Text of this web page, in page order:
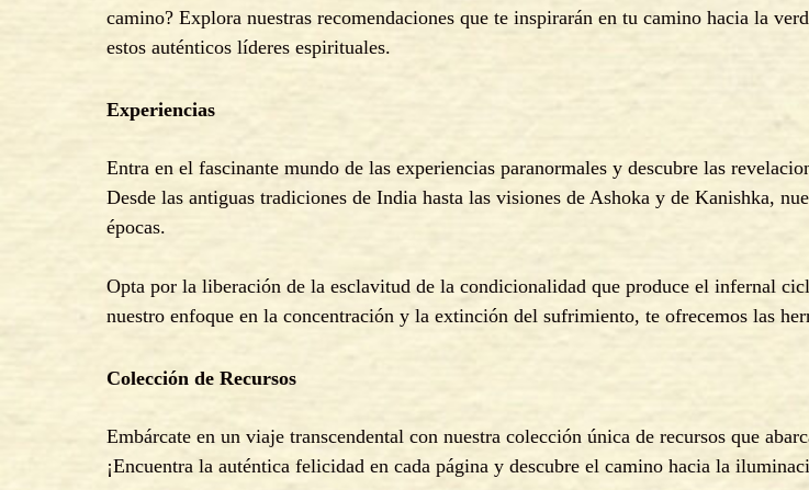
camino? Explora nuestras recomendaciones que te inspirarán en tu camino hacia la
estos auténticos líderes espirituales.
Experiencias
Entra en el fascinante mundo de las experiencias paranormales y descubre las
Desde las antiguas tradiciones de India hasta las visiones de Ashoka y de Kanishka,
épocas.
Opta por la liberación de la esclavitud de la condicionalidad que produce el infernal
nuestro enfoque en la concentración y la extinción del sufrimiento, te ofrecemos las
Colección de Recursos
Embárcate en un viaje transcendental con nuestra colección única de recursos que
¡Encuentra la auténtica felicidad en cada página y descubre el camino hacia la